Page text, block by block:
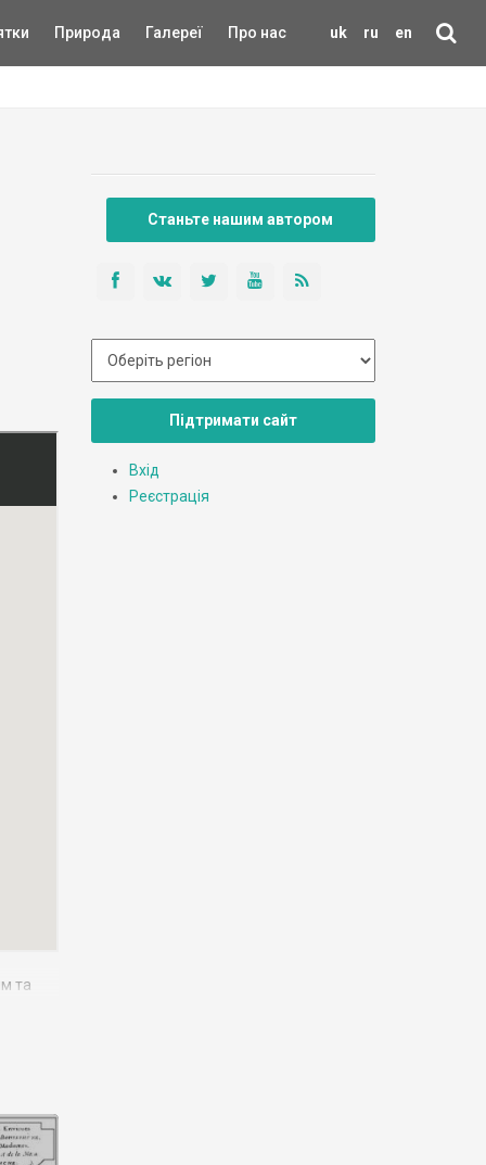
uk ru en
Природа Галереї Про нас
та
Станьте нашим автором
Підтримати сайт
Вхід
Реєстрація